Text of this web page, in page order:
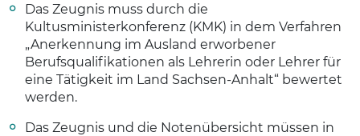
Das Zeugnis muss durch die
Kultusministerkonferenz (KMK) in dem Verfahren
„Anerkennung im Ausland erworbener
Berufsqualifikationen als Lehrerin oder Lehrer für
eine Tätigkeit im Land Sachsen-Anhalt“ bewertet
werden.
Das Zeugnis und die Notenübersicht müssen in